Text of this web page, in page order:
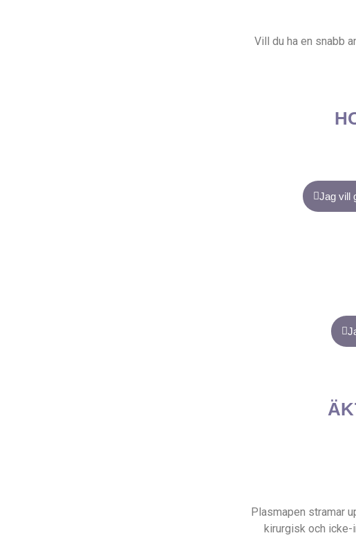
Vill du ha en snabb
Jag vill
Plasmapen stramar
kirurgisk och icke-